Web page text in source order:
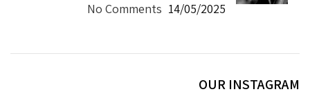
14/05/2025
No Comments
OUR INSTAGRAM